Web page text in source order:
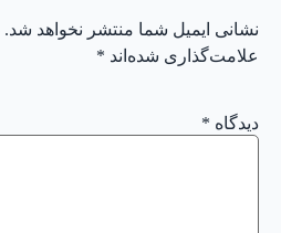
نشانی ایمیل شما منتشر نخواهد شد.
علامت‌گذاری شده‌اند *
دیدگاه *